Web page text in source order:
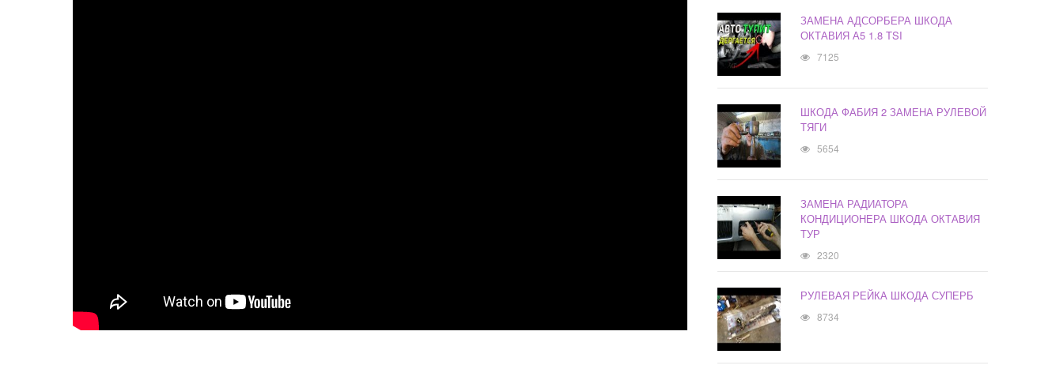
ЗАМЕНА АДСОРБЕРА ШКОДА
ОКТАВИЯ А5 1.8 TSI
7125
ШКОДА ФАБИЯ 2 ЗАМЕНА РУЛЕВОЙ
ТЯГИ
5654
ЗАМЕНА РАДИАТОРА
КОНДИЦИОНЕРА ШКОДА ОКТАВИЯ
ТУР
2320
РУЛЕВАЯ РЕЙКА ШКОДА СУПЕРБ
8734